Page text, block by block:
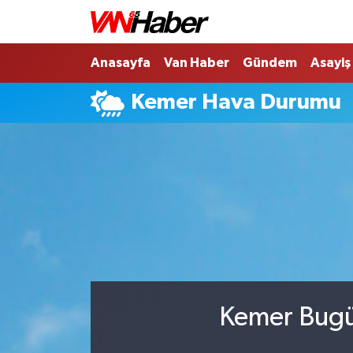
Anasayfa Van Haber Gündem Asayiş
Kemer Hava Durumu
Kemer
Nöbetçi Eczaneler
Hava Durumu